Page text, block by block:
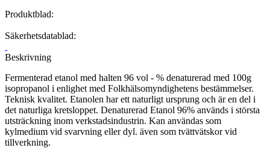
Produktblad:
Säkerhetsdatablad:
Beskrivning
Fermenterad etanol med halten 96 vol - % denaturerad med 100g
isopropanol i enlighet med Folkhälsomyndighetens bestämmelser.
Teknisk kvalitet. Etanolen har ett naturligt ursprung och är en del i
det naturliga kretsloppet. Denaturerad Etanol 96% används i största
utsträckning inom verkstadsindustrin. Kan användas som
kylmedium vid svarvning eller dyl. även som tvättvätskor vid
tillverkning.